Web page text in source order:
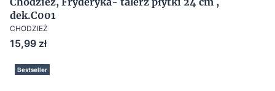
dek.C001
CHODZIEŻ
Cena
15,99 zł
Bestseller